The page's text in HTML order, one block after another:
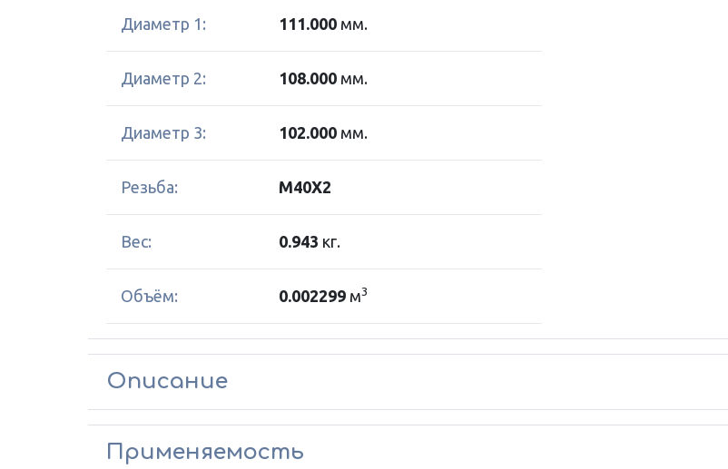
Диаметр 1: 111.000 мм.
Диаметр 2: 108.000 мм.
Диаметр 3: 102.000 мм.
Резьба: M40X2
Вес: 0.943 кг.
Объём: 0.002299 м3
Описание
Применяемость